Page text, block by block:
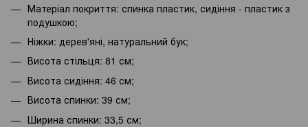
Матеріал покриття: спинка пластик, сидіння - пластик з
подушкою;
Ніжки: дерев'яні, натуральний бук;
Висота стільця: 81 см;
Висота сидіння: 46 см;
Висота спинки: 39 см;
Ширина спинки: 33,5 см;